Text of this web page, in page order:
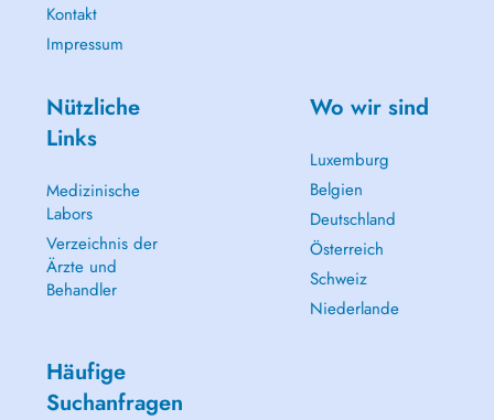
Kontakt
Impressum
Nützliche
Links
Medizinische
Labors
Verzeichnis der
Ärzte und
Behandler
Wo wir sind
Luxemburg
Belgien
Deutschland
Österreich
Schweiz
Niederlande
Häufige
Suchanfragen